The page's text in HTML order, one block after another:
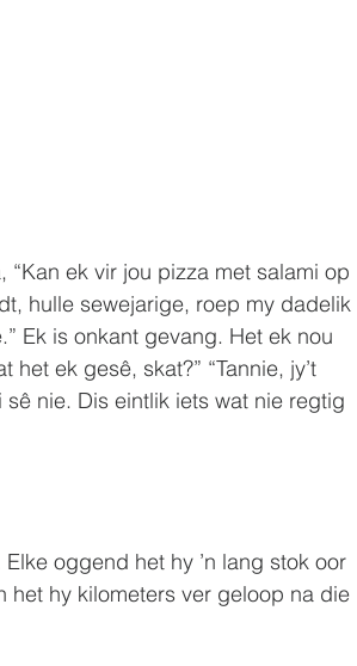
ek vir jou pizza met salami op
hulle sewejarige, roep my dadelik
Ek is onkant gevang. Het ek nou
ek gesê, skat?” “Tannie, jy’t
nie. Dis eintlik iets wat nie regtig
oggend het hy ’n lang stok oor
het hy kilometers ver geloop na die